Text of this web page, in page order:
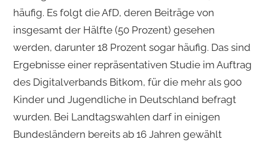
häufig. Es folgt die AfD, deren Beiträge von
insgesamt der Hälfte (50 Prozent) gesehen
werden, darunter 18 Prozent sogar häufig. Das sind
Ergebnisse einer repräsentativen Studie im Auftrag
des Digitalverbands Bitkom, für die mehr als 900
Kinder und Jugendliche in Deutschland befragt
wurden. Bei Landtagswahlen darf in einigen
Bundesländern bereits ab 16 Jahren gewählt